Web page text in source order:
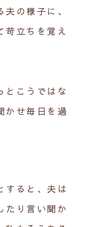
の様子に、
苛立ちを覚え
とこうではな
かせ毎日を過
すると、夫は
たり言い聞か